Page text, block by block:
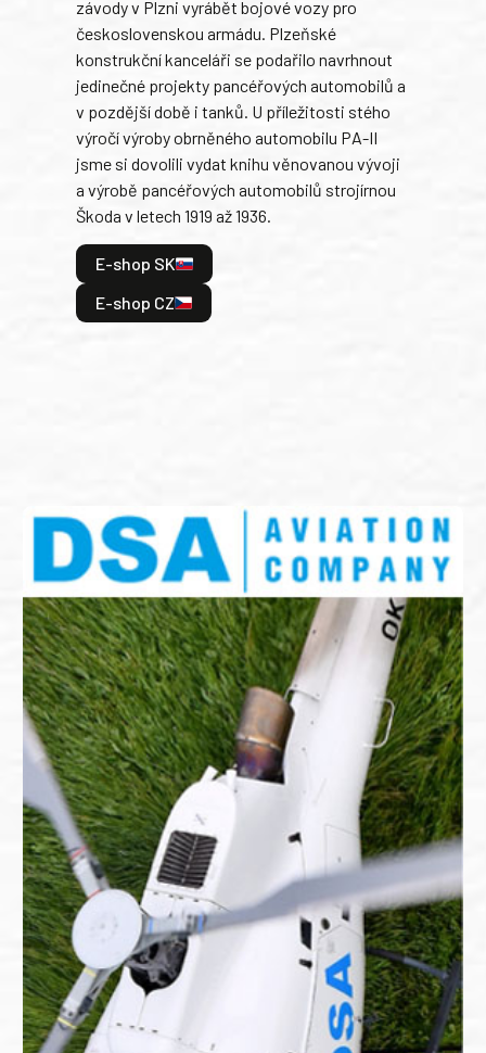
závody v Plzni vyrábět bojové vozy pro
československou armádu. Plzeňské
konstrukční kanceláři se podařilo navrhnout
jedinečné projekty pancéřových automobilů a
v pozdější době i tanků. U příležitosti stého
výročí výroby obrněného automobilu PA-II
jsme si dovolili vydat knihu věnovanou vývoji
a výrobě pancéřových automobilů strojírnou
Škoda v letech 1919 až 1936.
E-shop SK
E-shop CZ